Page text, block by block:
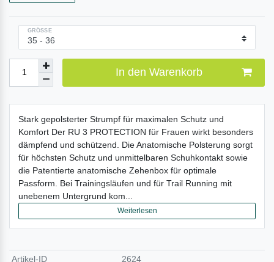
GRÖSSE
In den Warenkorb
Stark gepolsterter Strumpf für maximalen Schutz und
Komfort Der RU 3 PROTECTION für Frauen wirkt besonders
dämpfend und schützend. Die Anatomische Polsterung sorgt
für höchsten Schutz und unmittelbaren Schuhkontakt sowie
die Patentierte anatomische Zehenbox für optimale
Passform. Bei Trainingsläufen und für Trail Running mit
unebenem Untergrund kom...
Weiterlesen
Artikel-ID
2624